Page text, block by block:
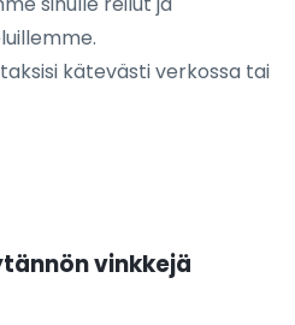
kätevästi verkossa tai
vinkkejä